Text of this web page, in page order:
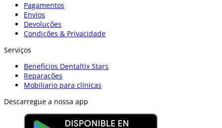
Pagamentos
Envios
Devoluções
Condições & Privacidade
Serviços
Benefícios Dentaltix Stars
Reparações
Mobiliario para clínicas
Descarregue a nossa app